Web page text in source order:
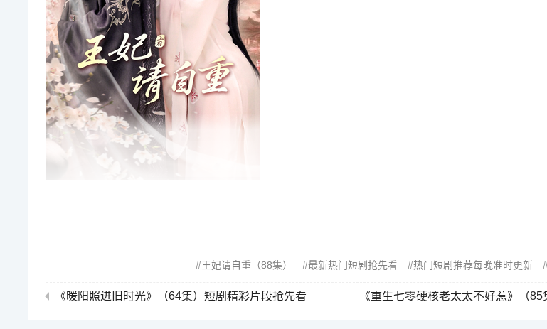
王妃请自重（88集） 最新热门短剧抢先看 热门短剧推荐每晚准时更新
《暖阳照进旧时光》（64集）短剧精彩片段抢先看